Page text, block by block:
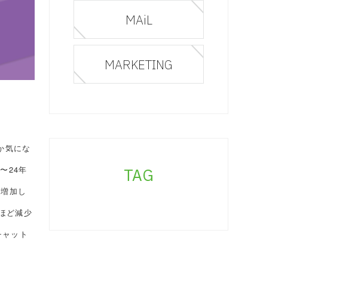
気にな
24年
加し
ど減少
ット
MAiL
MARKETING
TAG